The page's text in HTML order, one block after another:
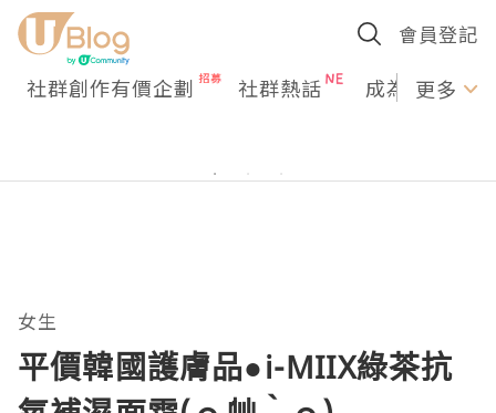
會員登記
社群創作有價企劃 社群熱話 成為U更多
女生
平價韓國護膚品●i-MIIX綠茶抗